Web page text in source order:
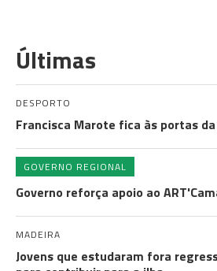
Últimas
DESPORTO
Francisca Marote fica às portas
GOVERNO REGIONAL
Governo reforça apoio ao
MADEIRA
Jovens que estudaram fora